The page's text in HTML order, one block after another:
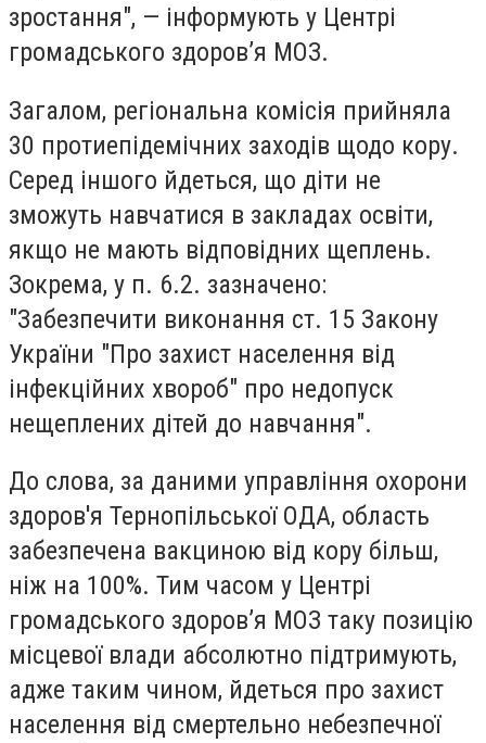
зростання", — інформують у Центрі
громадського здоров’я МОЗ.
Загалом, регіональна комісія прийняла
30 протиепідемічних заходів щодо кору.
Серед іншого йдеться, що діти не
зможуть навчатися в закладах освіти,
якщо не мають відповідних щеплень.
Зокрема, у п. 6.2. зазначено:
"Забезпечити виконання ст. 15 Закону
України "Про захист населення від
інфекційних хвороб" про недопуск
нещеплених дітей до навчання".
До слова, за даними управління охорони
здоров'я Тернопільської ОДА, область
забезпечена вакциною від кору більш,
ніж на 100%. Тим часом у Центрі
громадського здоров’я МОЗ таку позицію
місцевої влади абсолютно підтримують,
адже таким чином, йдеться про захист
населення від смертельно небезпечної